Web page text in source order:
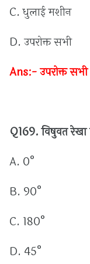
C.धुलाईमशीन
D. उपरोक्तसभी
Ans:-उपरोक्तसभी
Q169.विषुवतरेखा
A. 0°
B. 90°
C. 180°
D. 45°